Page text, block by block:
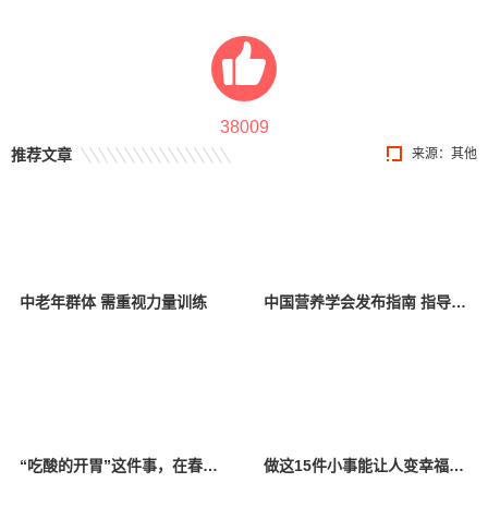
38009
来源：其他
推荐文章
中老年群体 需重视力量训练 中国营养学会发布指南 指导高龄老年人健康体重管理
“吃酸的开胃”这件事，在春天行不通 做这15件小事能让人变幸福，是真的